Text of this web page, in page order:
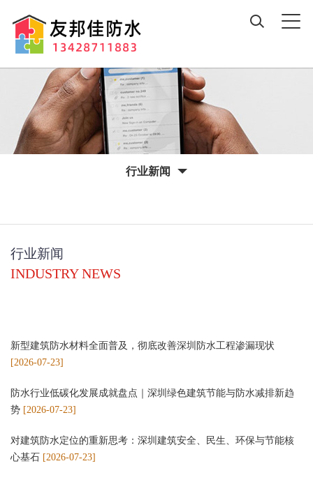
行业新闻
行业新闻
INDUSTRY NEWS
新型建筑防水材料全面普及，彻底改善深圳防水工程渗漏现状
[2026-07-23]
防水行业低碳化发展成就盘点｜深圳绿色建筑节能与防水减排新趋
势 [2026-07-23]
对建筑防水定位的重新思考：深圳建筑安全、民生、环保与节能核
心基石 [2026-07-23]